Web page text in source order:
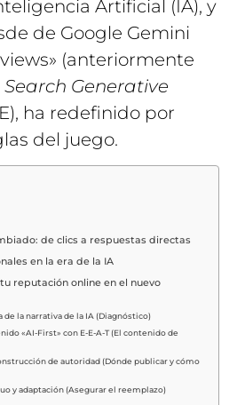
Artificial (IA), y
de Google Gemini
(anteriormente
Search Generative
ha redefinido por
del juego.
de clics a respuestas directas
en la era de la IA
reputación online en el nuevo
la narrativa de la IA (Diagnóstico)
«AI-First» con E-E-A-T (El contenido de
de autoridad (Dónde publicar y cómo
y adaptación (Asegurar el reemplazo)